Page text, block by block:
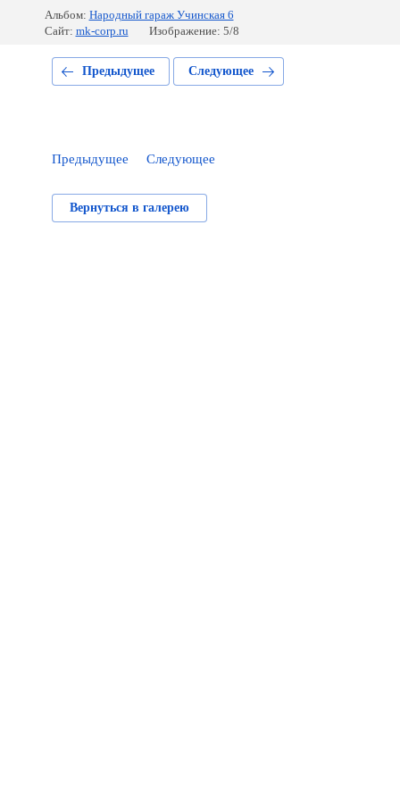
Альбом: Народный гараж Учинская 6
Сайт: mk-corp.ru Изображение: 5/8
Предыдущее Следующее
Предыдущее Следующее
Вернуться в галерею